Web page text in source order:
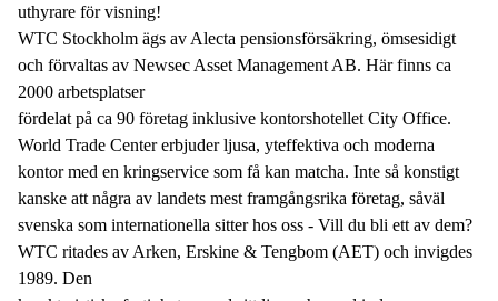
uthyrare för visning!
WTC Stockholm ägs av Alecta pensionsförsäkring, ömsesidigt
och förvaltas av Newsec Asset Management AB. Här finns ca
2000 arbetsplatser
fördelat på ca 90 företag inklusive kontorshotellet City Office.
World Trade Center erbjuder ljusa, yteffektiva och moderna
kontor med en kringservice som få kan matcha. Inte så konstigt
kanske att några av landets mest framgångsrika företag, såväl
svenska som internationella sitter hos oss - Vill du bli ett av dem?
WTC ritades av Arken, Erskine & Tengbom (AET) och invigdes
1989. Den